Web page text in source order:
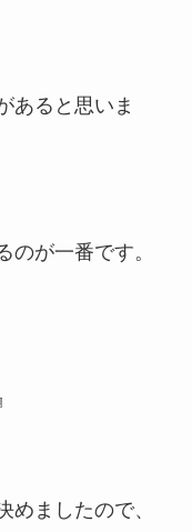
あると思いま
のが一番です。
めましたので、